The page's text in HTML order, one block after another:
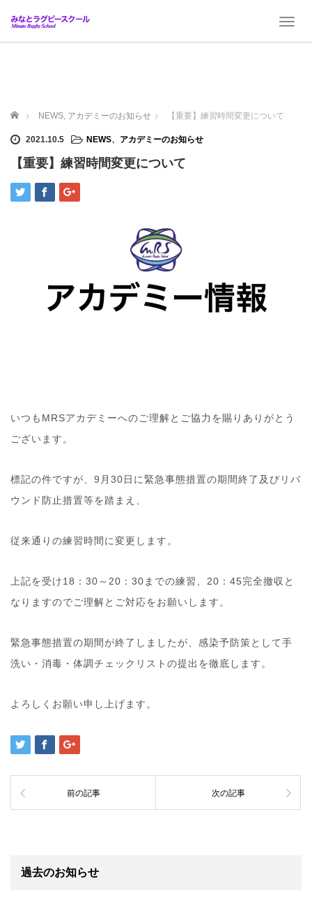
T
ホーム NEWS, アカデミーのお知らせ 【重要】練習時間変更について
2021.10.5 NEWS、 アカデミーのお知らせ
【重要】練習時間変更について
いつもMRSアカデミーへのご理解とご協力を賜りありがとう
ございます。
標記の件ですが、9月30日に緊急事態措置の期間終了及びリバ
ウンド防止措置等を踏まえ、
従来通りの練習時間に変更します。
上記を受け18：30～20：30までの練習、20：45完全撤収と
なりますのでご理解とご対応をお願いします。
緊急事態措置の期間が終了しましたが、感染予防策として手
洗い・消毒・体調チェックリストの提出を徹底します。
よろしくお願い申し上げます。
前の記事 次の記事
過去のお知らせ